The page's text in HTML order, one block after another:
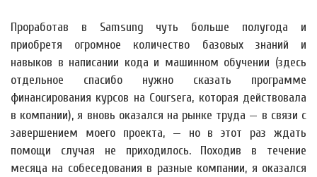
Проработав в Samsung чуть больше полугода и
приобретя огромное количество базовых знаний и
навыков в написании кода и машинном обучении (здесь
отдельное спасибо нужно сказать программе
финансирования курсов на Coursera, которая действовала
в компании), я вновь оказался на рынке труда — в связи с
завершением моего проекта, — но в этот раз ждать
помощи случая не приходилось. Походив в течение
месяца на собеседования в разные компании, я оказался